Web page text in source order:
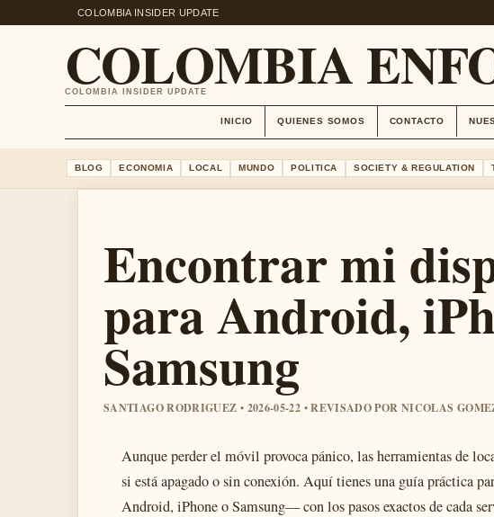
COLOMBIA INSIDER UPDATE
COLOMBIA
COLOMBIA INSIDER UPDATE
INICIO QUIENES SOMOS CONTACTO
BLOG ECONOMIA LOCAL MUNDO POLITICA SOCIETY & REGULATION
Encontrar mi
para Android,
Samsung
SANTIAGO RODRIGUEZ • 2026-05-22 • REVISADO POR NICOLAS
Aunque perder el móvil provoca pánico, las herramientas de
si está apagado o sin conexión. Aquí tienes una guía práctica
Android, iPhone o Samsung— con los pasos exactos de cada